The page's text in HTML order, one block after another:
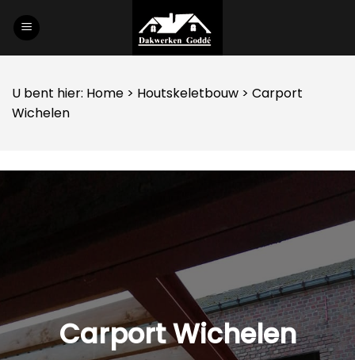
U bent hier: Home > Houtskeletbouw > Carport
Wichelen
Carport Wichelen